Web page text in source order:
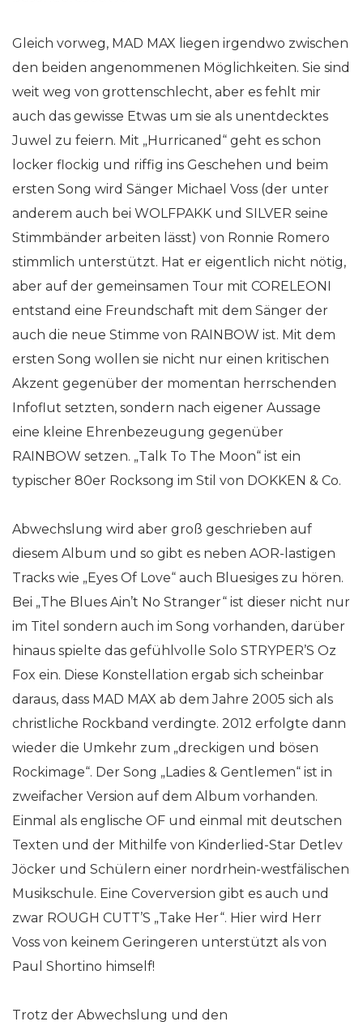
Gleich vorweg, MAD MAX liegen irgendwo zwischen
den beiden angenommenen Möglichkeiten. Sie sind
weit weg von grottenschlecht, aber es fehlt mir
auch das gewisse Etwas um sie als unentdecktes
Juwel zu feiern. Mit „Hurricaned“ geht es schon
locker flockig und riffig ins Geschehen und beim
ersten Song wird Sänger Michael Voss (der unter
anderem auch bei WOLFPAKK und SILVER seine
Stimmbänder arbeiten lässt) von Ronnie Romero
stimmlich unterstützt. Hat er eigentlich nicht nötig,
aber auf der gemeinsamen Tour mit CORELEONI
entstand eine Freundschaft mit dem Sänger der
auch die neue Stimme von RAINBOW ist. Mit dem
ersten Song wollen sie nicht nur einen kritischen
Akzent gegenüber der momentan herrschenden
Infoflut setzten, sondern nach eigener Aussage
eine kleine Ehrenbezeugung gegenüber
RAINBOW setzen. „Talk To The Moon“ ist ein
typischer 80er Rocksong im Stil von DOKKEN & Co.
Abwechslung wird aber groß geschrieben auf
diesem Album und so gibt es neben AOR-lastigen
Tracks wie „Eyes Of Love“ auch Bluesiges zu hören.
Bei „The Blues Ain’t No Stranger“ ist dieser nicht nur
im Titel sondern auch im Song vorhanden, darüber
hinaus spielte das gefühlvolle Solo STRYPER’S Oz
Fox ein. Diese Konstellation ergab sich scheinbar
daraus, dass MAD MAX ab dem Jahre 2005 sich als
christliche Rockband verdingte. 2012 erfolgte dann
wieder die Umkehr zum „dreckigen und bösen
Rockimage“. Der Song „Ladies & Gentlemen“ ist in
zweifacher Version auf dem Album vorhanden.
Einmal als englische OF und einmal mit deutschen
Texten und der Mithilfe von Kinderlied-Star Detlev
Jöcker und Schülern einer nordrhein-westfälischen
Musikschule. Eine Coverversion gibt es auch und
zwar ROUGH CUTT’S „Take Her“. Hier wird Herr
Voss von keinem Geringeren unterstützt als von
Paul Shortino himself!
Trotz der Abwechslung und den